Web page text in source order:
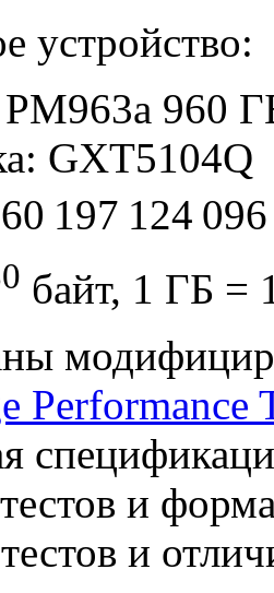
устройство:
PM963a 960
GXT5104Q
197 124
байт, 1 ГБ =
и
и